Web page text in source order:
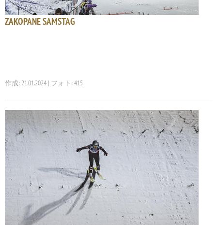
ZAKOPANE SAMSTAG
作成: 21.01.2024 | フォト: 415